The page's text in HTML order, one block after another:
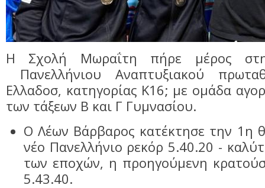
Η Σχολή Μωραΐτη πήρε μέρος
Πανελλήνιου Αναπτυξιακού
Ελλαδοσ, κατηγορίας Κ16; με ομάδα
των τάξεων Β και Γ Γυμνασίου.
Ο Λέων Βάρβαρος κατέκτησε την 1η
νέο Πανελλήνιο ρεκόρ 5.40.20 -
των εποχών, η προηγούμενη
5.43.40.